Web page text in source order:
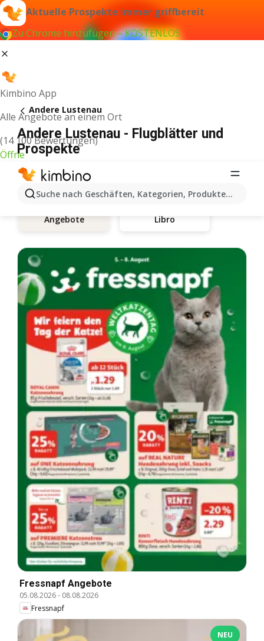
Aktuelle Prospekte immer griffbereit
Zu Chrome hinzufügen – KOSTENLOS
Kimbino App
Alle Angebote an einem Ort
(14 100 Bewertungen)
Öffne
Suche nach Geschäften, Kategorien, Produkten...
Andere Lustenau
Andere Lustenau - Flugblätter und
Prospekte
Angebote Libro
Fressnapf Angebote
05.08.2026- 08.08.2026
Fressnapf
NEU